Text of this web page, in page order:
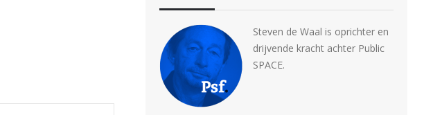
Steven de Waal is oprichter en
drijvende kracht achter Public
SPACE.